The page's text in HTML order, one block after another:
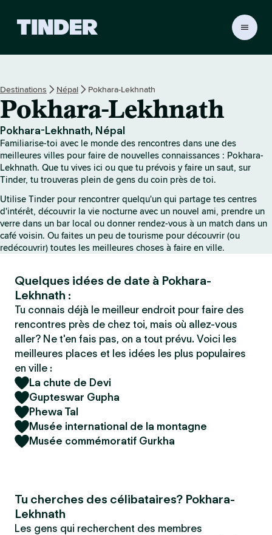
i
T
i
n
d
e
r
Destinations Népal Pokhara-Lekhnath
Pokhara-Lekhnath
Pokhara-Lekhnath, Népal
Familiarise-toi avec le monde des rencontres dans une des
meilleures villes pour faire de nouvelles connaissances : Pokhara-
Lekhnath. Que tu vives ici ou que tu prévois y faire un saut, sur
Tinder, tu trouveras plein de gens du coin près de toi.
Utilise Tinder pour rencontrer quelqu'un qui partage tes centres
d'intérêt, découvrir la vie nocturne avec un nouvel ami, prendre un
verre dans un bar local ou donner rendez-vous à un match dans un
café voisin. Ou faites un peu de tourisme pour découvrir (ou
redécouvrir) toutes les meilleures choses à faire en ville.
Quelques idées de date à Pokhara-
Lekhnath :
Tu connais déjà le meilleur endroit pour faire des
rencontres près de chez toi, mais où allez-vous
aller? Ne t'en fais pas, on a tout prévu. Voici les
meilleures places et les idées les plus populaires
en ville :
La chute de Devi
Gupteswar Gupha
Phewa Tal
Musée international de la montagne
Musée commémoratif Gurkha
Tu cherches des célibataires? Pokhara-
Lekhnath
Les gens qui recherchent des membres